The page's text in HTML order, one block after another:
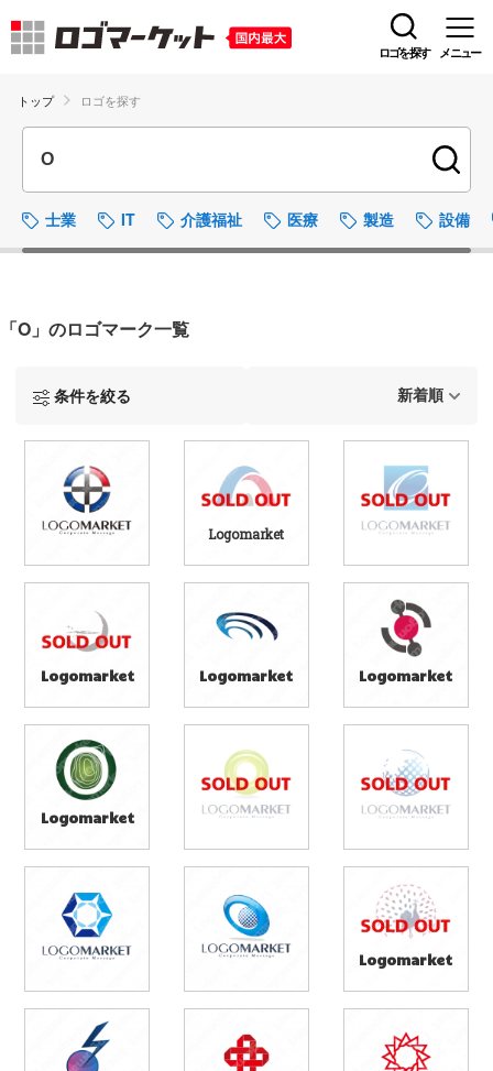
ロゴを探す メニュー
士業 IT 介護福祉 医療 製造 設備
トップ ロゴを探す
「O」のロゴマーク一覧
条件を絞る
Logomarket
Logomarket Logomarket Logomarket
Logomarket
Logomarket